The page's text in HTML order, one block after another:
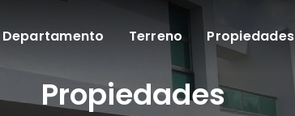
Departamento Terreno Propiedades
Propiedades